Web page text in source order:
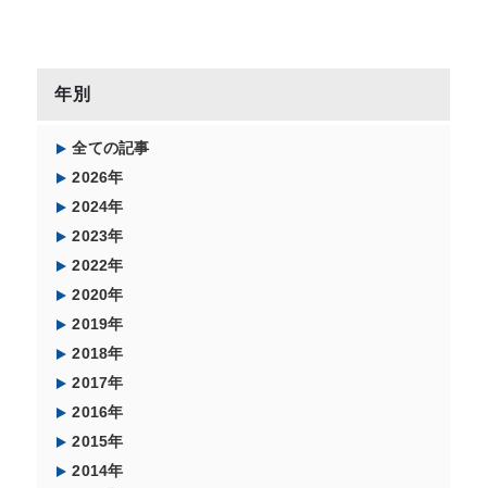
年別
全ての記事
2026年
2024年
2023年
2022年
2020年
2019年
2018年
2017年
2016年
2015年
2014年